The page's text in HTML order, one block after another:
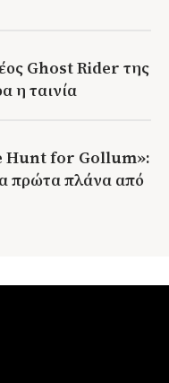
Ghost Rider της
η ταινία
Hunt for Gollum»:
πρώτα πλάνα από